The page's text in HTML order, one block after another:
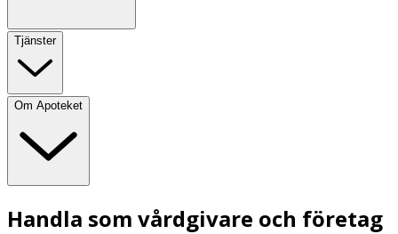
Tjänster
Om Apoteket
Handla som vårdgivare och företag